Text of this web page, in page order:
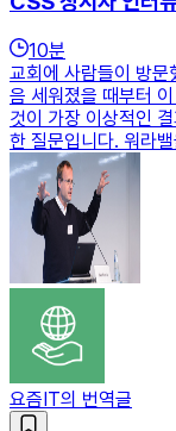
10분
교회에 사람들이 방문
음 세워졌을 때부터
것이 가장 이상적인
한 질문입니다. 워라
요즘IT의 번역글